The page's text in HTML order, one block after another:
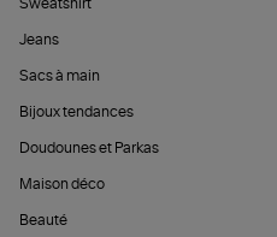
Sweatshirt
Jeans
Sacs à main
Bijoux tendances
Doudounes et Parkas
Maison déco
Beauté